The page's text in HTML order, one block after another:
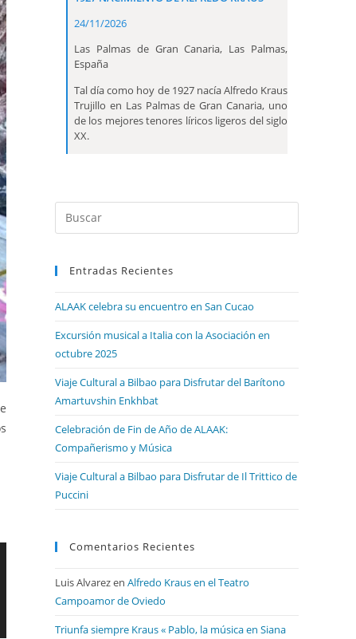
24/11/2026
Las Palmas de Gran Canaria, Las Palmas,
España
Tal día como hoy de 1927 nacía Alfredo Kraus
Trujillo en Las Palmas de Gran Canaria, uno
de los mejores tenores líricos ligeros del siglo
XX.
Entradas Recientes
ALAAK celebra su encuentro en San Cucao
Excursión musical a Italia con la Asociación en
octubre 2025
Viaje Cultural a Bilbao para Disfrutar del Barítono
Amartuvshin Enkhbat
Celebración de Fin de Año de ALAAK:
Compañerismo y Música
Viaje Cultural a Bilbao para Disfrutar de Il Trittico de
Puccini
Comentarios Recientes
Luis Alvarezen Alfredo Kraus en el Teatro
Campoamor de Oviedo
Triunfa siempre Kraus « Pablo, la música en Siana